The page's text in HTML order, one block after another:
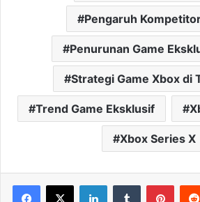
Pengaruh
Penurunan Game
Strategi Game Xbox di
Trend Game Eksklusif
Xbox Series X
LinkedInTumblr